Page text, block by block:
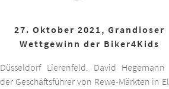
27. Oktober 2021, Grandioser
Wettgewinn der Biker4Kids
Düsseldorf Lierenfeld. David
der Geschäftsführer von Rewe-Märkten in